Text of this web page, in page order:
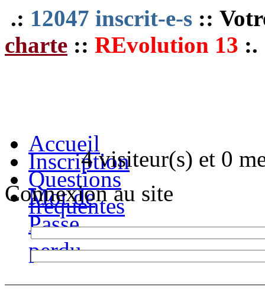
.: 12047 inscrit-e-s ::
charte :: REvolution 13 :.
4 visiteur(s) et 0
Accueil
Inscription
Questions
fréquentes
Mot de
Passe
perdu
Connexion au site